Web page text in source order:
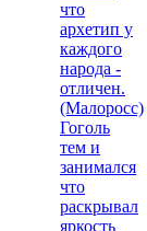
что
архетип у
каждого
народа -
отличен.
(Малоросс)
Гоголь
тем и
занимался
что
раскрывал
яркость